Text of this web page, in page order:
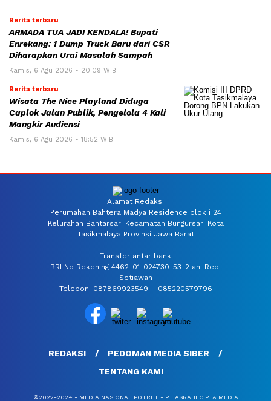
Berita terbaru
ARMADA TUA JADI KENDALA! Bupati
Enrekang: 1 Dump Truck Baru dari CSR
Diharapkan Urai Masalah Sampah
Kamis, 6 Agu 2026 - 20:09 WIB
Berita terbaru
Wisata The Nice Playland Diduga
Caplok Jalan Publik, Pengelola 4 Kali
Mangkir Audiensi
Kamis, 6 Agu 2026 - 18:52 WIB
Alamat Redaksi
Perumahan Bahtera Madya Residence blok i 24
Kelurahan Bantarsari Kecamatan Bungursari Kota
Tasikmalaya Provinsi Jawa Barat
Transfer antar bank
BRI No Rekening 4462-01-024730-53-2 an. Redi
Setiawan
Telepon: 087869923549 – 085220579796
REDAKSI
PEDOMAN MEDIA SIBER
TENTANG KAMI
©2022-2024 - MEDIA NASIONAL POTRET - PT ASRAHI CIPTA MEDIA